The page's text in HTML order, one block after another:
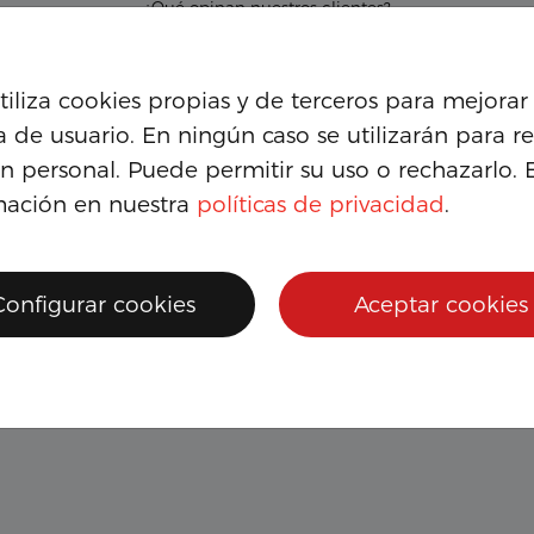
¿Qué opinan nuestros clientes?
Girona, ¡un equipo
Genís
atentos y se aseguran de
moto que compras sea la
ti. Trato personalizado.
cookies propias y de terceros para mejorar
de usuario. En ningún caso se utilizarán para
personal. Puede permitir su uso o rechazarlo.
en nuestra políticas de privacidad.
cookies Aceptar cookies